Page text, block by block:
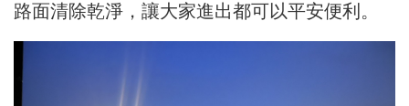
路面清除乾淨，讓大家進出都可以平安便利。